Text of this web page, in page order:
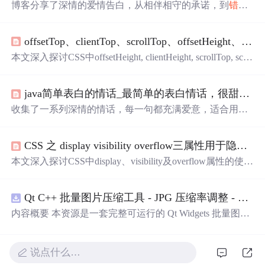
博客分享了深情的爱情告白，从相伴相守的承诺，到错过
offsetTop、clientTop、scrollTop、offsetHeight、clientHeight、scrollHeight概念结合图片理解
本文深入探讨CSS中offsetHeight, clientHeight, scrollTop, scrol
作用。
java简单表白的情话_最简单的表白情话，很甜很撩人，脱单必备哦！
收集了一系列深情的情话，每一句都充满爱意，适合用来
CSS 之 display visibility overflow三属性用于隐藏元素的区别
本文深入探讨CSS中display、visibility及overflow属性的使用
verflow:hidden。
Qt C++ 批量图片压缩工具 - JPG 压缩率调整 - 批量修改分辨率 - 本地图片批处理（源码）
内容概要 本资源是一套完整可运行的 Qt Widgets 批量图片
张图片、直接读取整个文件夹内所有 JPG/PNG 图像，可自
说点什么…